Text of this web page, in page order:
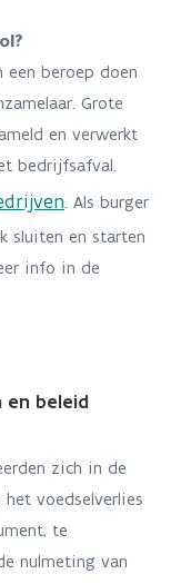
een beroep doen
Grote
en verwerkt
bedrijfsafval.
. Als burger
sluiten en starten
info in de
en beleid
zich in de
voedselverlies
te
nulmeting van